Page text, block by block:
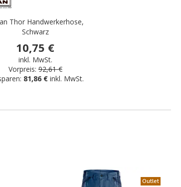
Thor Handwerkerhose,
Schwarz
10,75 €
inkl. MwSt.
Vorpreis: 92,61 €
81,86 € inkl. MwSt.
Outlet